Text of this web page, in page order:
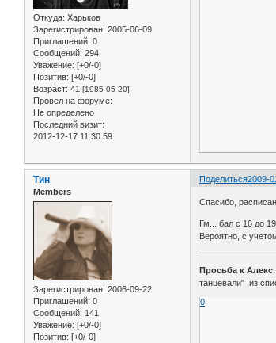
Откуда: Харьков
Зарегистрирован: 2005-06-09
Приглашений: 0
Сообщений: 294
Уважение: [+0/-0]
Позитив: [+0/-0]
Возраст: 41 [1985-05-20]
Провел на форуме:
Не определено
Последний визит:
2012-12-17 11:30:59
Поделиться2009-
Тин
Members
Зарегистрирован: 2006-09-22
Приглашений: 0
Сообщений: 141
Уважение: [+0/-0]
Позитив: [+0/-0]
Спасибо,
Гм... бал с 16 до
Вероятно, с
Просьба к Алекс
танцевали" из
0